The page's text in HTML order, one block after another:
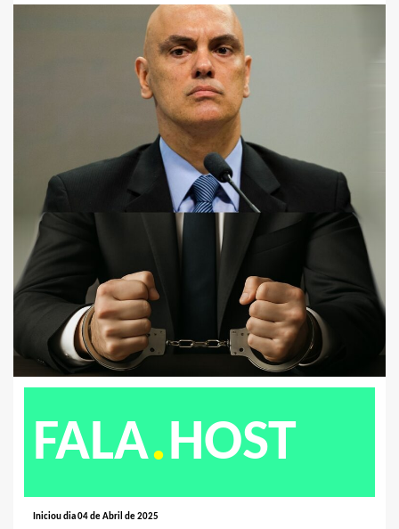
FALA.HOST
Iniciou dia 04 de Abril de 2025